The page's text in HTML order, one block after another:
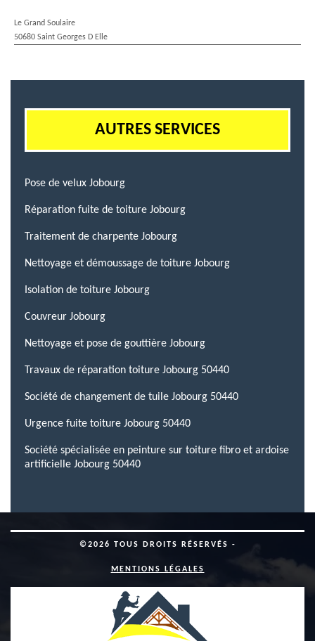
Le Grand Soulaire
50680 Saint Georges D Elle
AUTRES SERVICES
Pose de velux Jobourg
Réparation fuite de toiture Jobourg
Traitement de charpente Jobourg
Nettoyage et démoussage de toiture Jobourg
Isolation de toiture Jobourg
Couvreur Jobourg
Nettoyage et pose de gouttière Jobourg
Travaux de réparation toiture Jobourg 50440
Société de changement de tuile Jobourg 50440
Urgence fuite toiture Jobourg 50440
Société spécialisée en peinture sur toiture fibro et ardoise
artificielle Jobourg 50440
©2026 TOUS DROITS RÉSERVÉS -
MENTIONS LÉGALES